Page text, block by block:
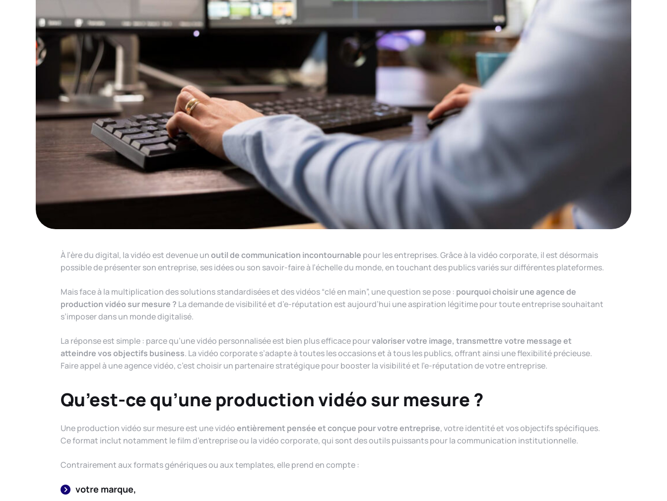
À l’ère du digital, la vidéo est devenue unoutil de communication incontournable pour les entreprises. Grâce à la vidéo corporate, il est désormais
possible de présenter son entreprise, ses idées ou son savoir-faire à l’échelle du monde, en touchant des publics variés sur différentes plateformes.
Mais face à la multiplication des solutions standardisées et des vidéos “clé en main”, une question se pose : pourquoi choisir une agence de
production vidéo sur mesure ? La demande de visibilité et d’e-réputation est aujourd’hui une aspiration légitime pour toute entreprise souhaitant
s’imposer dans un monde digitalisé.
La réponse est simple : parce qu’une vidéo personnalisée est bien plus efficace pourvaloriser votre image, transmettre votre message et
atteindre vos objectifs business. La vidéo corporate s’adapte à toutes les occasions et à tous les publics, offrant ainsi une flexibilité précieuse.
Faire appel à une agence vidéo, c’est choisir un partenaire stratégique pour booster la visibilité et l’e-réputation de votre entreprise.
Qu’est-ce qu’une production vidéo sur mesure ?
Une production vidéo sur mesure est une vidéoentièrement pensée et conçue pour votre entreprise, votre identité et vos objectifs spécifiques.
Ce format inclut notamment le film d’entreprise ou la vidéo corporate, qui sont des outils puissants pour la communication institutionnelle.
Contrairement aux formats génériques ou aux templates, elle prend en compte :
votre marque,